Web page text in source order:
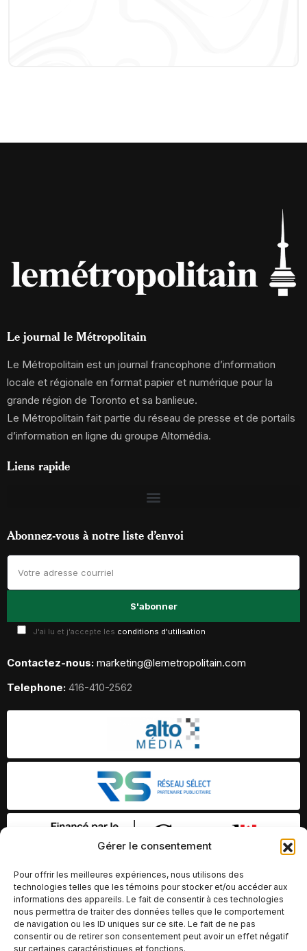
Gérer le consentement
Pour offrir les meilleures expériences, nous utilisons des
technologies telles que les témoins pour stocker et/ou accéder aux
informations des appareils. Le fait de consentir à ces technologies
nous permettra de traiter des données telles que le comportement
de navigation ou les ID uniques sur ce site. Le fait de ne pas
consentir ou de retirer son consentement peut avoir un effet négatif
sur certaines caractéristiques et fonctions.
Le journal le Métropolitain
Le Métropolitain est un journal francophone d’information
locale et régionale en format papier et numérique pour la
grande région de Toronto et sa banlieue.
Le Métropolitain fait partie du réseau de presse et de portails
d’information en ligne du groupe Altomédia.
Liens rapide
Abonnez-vous à notre liste d’envoi
J'ai lu et j'accepte les conditions d'utilisation
Contactez-nous: marketing@lemetropolitain.com
Telephone: 416-410-2562